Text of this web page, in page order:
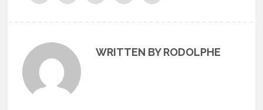
WRITTEN BY RODOLPHE